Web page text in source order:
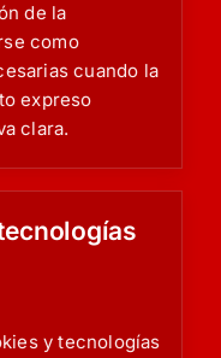
de la
como
cuando la
expreso
clara.
y tecnologías